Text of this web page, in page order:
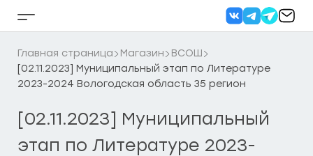
Кнопка
бокового
меню
Главная страница Магазин
ВСОШ
[02.11.2023] Муниципальный этап по Литературе
2023-2024 Вологодская область 35 регион
[02.11.2023] Муниципальный
этап по Литературе 2023-